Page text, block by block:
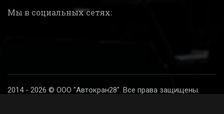
Мы в социальных сетях:
2014 - 2026 © ООО "Автокран28". Все права защищены.